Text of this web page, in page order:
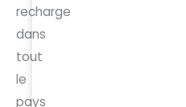
recharge
dans
tout
le
pays